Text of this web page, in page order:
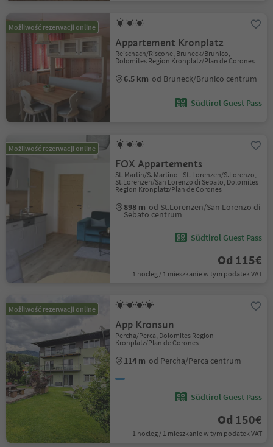
Możliwość rezerwacji online
Appartement Kronplatz
Reischach/Riscone, Bruneck/Brunico,
Dolomites Region Kronplatz/Plan de Corones
6.5 km od Bruneck/Brunico centrum
Südtirol Guest Pass
Możliwość rezerwacji online
FOX Appartements
St. Martin/S. Martino - St. Lorenzen/S.Lorenzo,
St.Lorenzen/San Lorenzo di Sebato, Dolomites
Region Kronplatz/Plan de Corones
898 m od St.Lorenzen/San Lorenzo di
Sebato centrum
Südtirol Guest Pass
Od 115€
1 nocleg / 1 mieszkanie w tym podatek VAT
Możliwość rezerwacji online
App Kronsun
Percha/Perca, Dolomites Region
Kronplatz/Plan de Corones
114 m od Percha/Perca centrum
Südtirol Guest Pass
Od 150€
1 nocleg / 1 mieszkanie w tym podatek VAT